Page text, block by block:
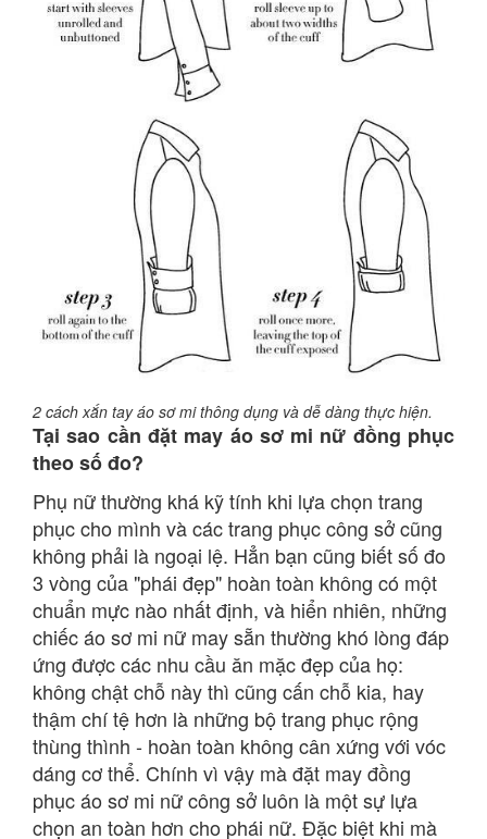
2 cách xắn tay áo sơ mi thông dụng và dễ dàng thực hiện.
Tại sao cần đặt may áo sơ mi nữ đồng phục
theo số đo?
Phụ nữ thường khá kỹ tính khi lựa chọn trang
phục cho mình và các trang phục công sở cũng
không phải là ngoại lệ. Hẳn bạn cũng biết số đo
3 vòng của "phái đẹp" hoàn toàn không có một
chuẩn mực nào nhất định, và hiển nhiên, những
chiếc áo sơ mi nữ may sẵn thường khó lòng đáp
ứng được các nhu cầu ăn mặc đẹp của họ:
không chật chỗ này thì cũng cấn chỗ kia, hay
thậm chí tệ hơn là những bộ trang phục rộng
thùng thình - hoàn toàn không cân xứng với vóc
dáng cơ thể. Chính vì vậy mà đặt may đồng
phục áo sơ mi nữ công sở luôn là một sự lựa
chọn an toàn hơn cho phái nữ. Đặc biệt khi mà